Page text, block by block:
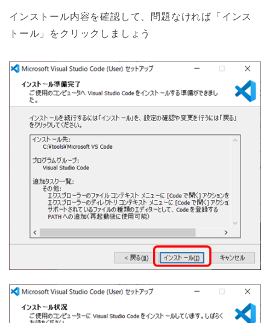
インストール内容を確認して、問題なければ「インス
トール」をクリックしましょう